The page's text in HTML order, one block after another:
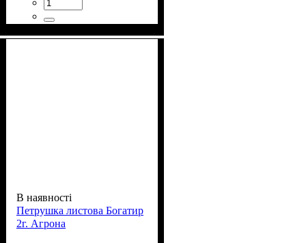
В наявності
Петрушка листова Богатир
2г. Агрона